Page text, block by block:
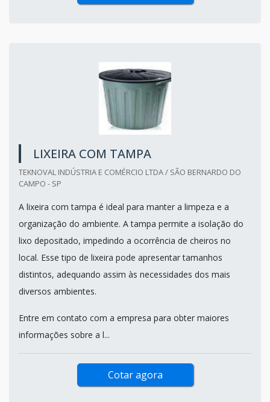
LIXEIRA COM TAMPA
TEKNOVAL INDÚSTRIA E COMÉRCIO LTDA / SÃO BERNARDO DO
CAMPO - SP
A lixeira com tampa é ideal para manter a limpeza e a
organização do ambiente. A tampa permite a isolação do
lixo depositado, impedindo a ocorrência de cheiros no
local. Esse tipo de lixeira pode apresentar tamanhos
distintos, adequando assim às necessidades dos mais
diversos ambientes.
Entre em contato com a empresa para obter maiores
informações sobre a l...
Cotar agora